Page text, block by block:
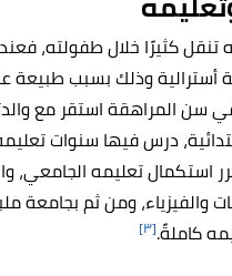
تنقل كثيرًا خلال طفولته،
وذلك بسبب طبيعة
سن المراهقة استقر مع
درس فيها سنوات
استكمال تعليمه الجامعي،
[٣]